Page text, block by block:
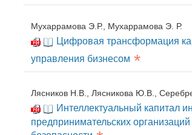
Мухаррамова Э.Р., Мухаррамова Э. Р.
Цифровая трансформация
управления бизнесом *
Лясников Н.В., Лясникова Ю.В.,
Интеллектуальный капитал
предпринимательских